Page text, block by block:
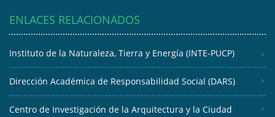
ENLACES RELACIONADOS
Instituto de la Naturaleza, Tierra y Energía (INTE-PUCP)
Dirección Académica de Responsabilidad Social (DARS)
Centro de Investigación de la Arquitectura y la Ciudad